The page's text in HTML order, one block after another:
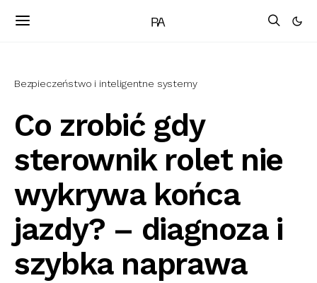
Bezpieczeństwo i inteligentne systemy
Co zrobić gdy
sterownik rolet nie
wykrywa końca
jazdy? – diagnoza i
szybka naprawa